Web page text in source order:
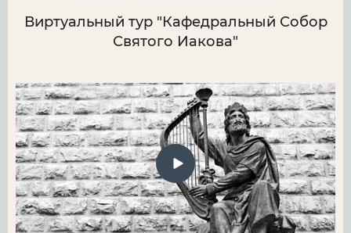
Виртуальный тур "Кафедральный Собор
Святого Иакова"